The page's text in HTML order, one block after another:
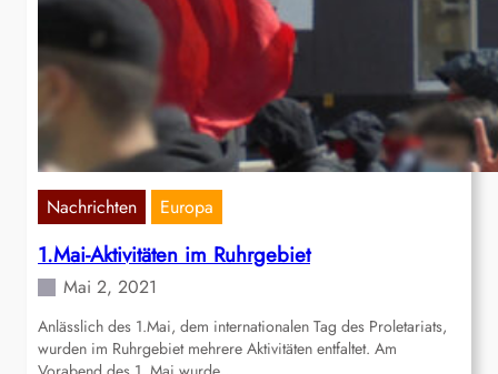
Nachrichten Europa
1.Mai-Aktivitäten im Ruhrgebiet
Mai 2, 2021
Anlässlich des 1.Mai, dem internationalen Tag des Proletariats,
wurden im Ruhrgebiet mehrere Aktivitäten entfaltet. Am